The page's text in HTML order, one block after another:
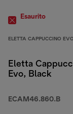
Esaurito
ELETTA CAPPUCCINO EVO
Eletta
Evo, Black
ECAM46.860.B